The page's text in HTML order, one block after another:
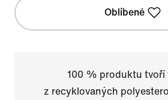
Oblíbené
100 % produktu tvoří
z recyklovaných